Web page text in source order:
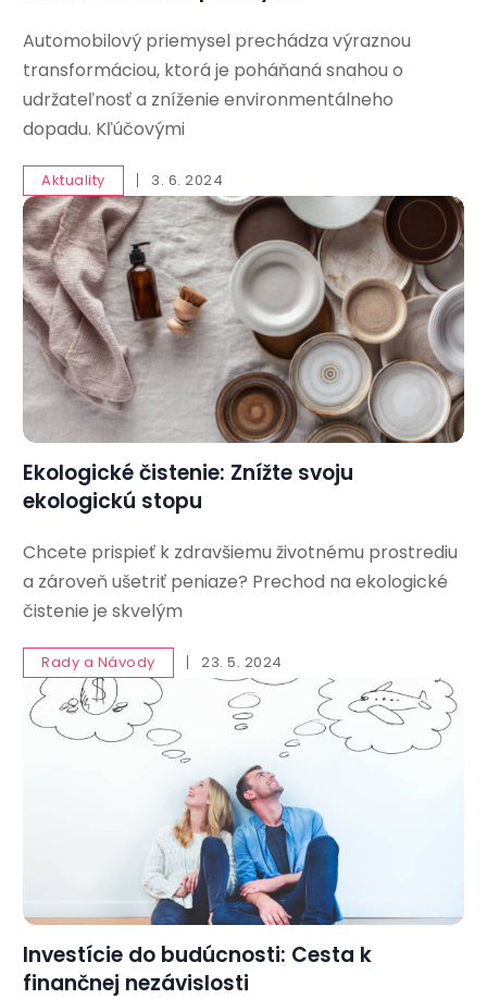
Automobilový priemysel prechádza výraznou
transformáciou, ktorá je poháňaná snahou o
udržateľnosť a zníženie environmentálneho
dopadu. Kľúčovými
Aktuality 3. 6. 2024
Ekologické čistenie: Znížte svoju
ekologickú stopu
Chcete prispieť k zdravšiemu životnému prostrediu
a zároveň ušetriť peniaze? Prechod na ekologické
čistenie je skvelým
Rady a Návody 23. 5. 2024
Investície do budúcnosti: Cesta k
finančnej nezávislosti